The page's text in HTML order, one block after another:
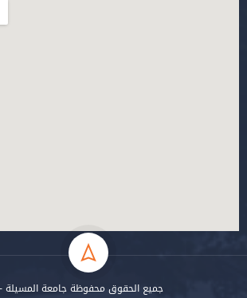
جميع الحقوق محفوظة جامعة المسيلة - 2024